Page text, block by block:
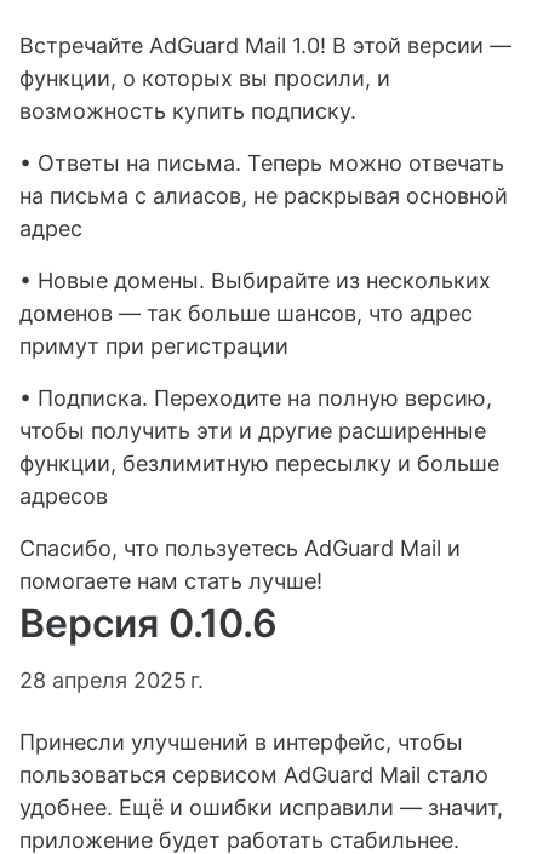
Встречайте AdGuard Mail 1.0! В этой версии —
функции, о которых вы просили, и
возможность купить подписку.
• Ответы на письма. Теперь можно отвечать
на письма с алиасов, не раскрывая основной
адрес
• Новые домены. Выбирайте из нескольких
доменов — так больше шансов, что адрес
примут при регистрации
• Подписка. Переходите на полную версию,
чтобы получить эти и другие расширенные
функции, безлимитную пересылку и больше
адресов
Спасибо, что пользуетесь AdGuard Mail и
помогаете нам стать лучше!
Версия 0.10.6
28 апреля 2025 г.
Принесли улучшений в интерфейс, чтобы
пользоваться сервисом AdGuard Mail стало
удобнее. Ещё и ошибки исправили — значит,
приложение будет работать стабильнее.